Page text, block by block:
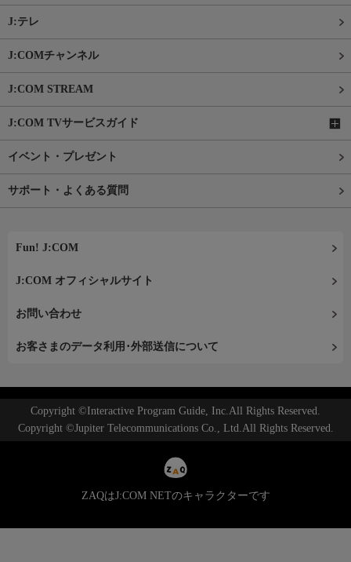
J:テレ
J:COMチャンネル
J:COM STREAM
J:COM TVサービスガイド
イベント・プレゼント
サポート・よくある質問
Fun! J:COM
J:COM オフィシャルサイト
お問い合わせ
お客さまのデータ利用･外部送信について
Copyright ©Interactive Program Guide, Inc.All Rights Reserved.
Copyright ©Jupiter Telecommunications Co., Ltd.All Rights Reserved.
ZAQはJ:COM NETのキャラクターです